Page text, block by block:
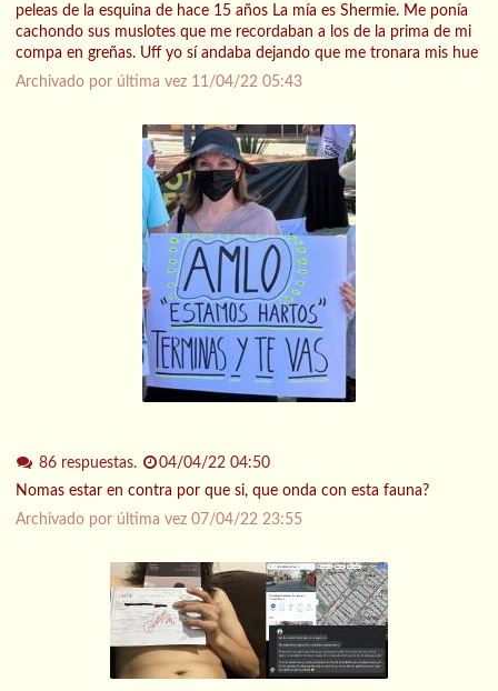
peleas de la esquina de hace 15 años La mía es Shermie. Me ponía
cachondo sus muslotes que me recordaban a los de la prima de mi
compa en greñas. Uff yo sí andaba dejando que me tronara mis hue
Archivado por última vez 11/04/22 05:43
86 respuestas.
04/04/22 04:50
Nomas estar en contra por que si, que onda con esta fauna?
Archivado por última vez 07/04/22 23:55